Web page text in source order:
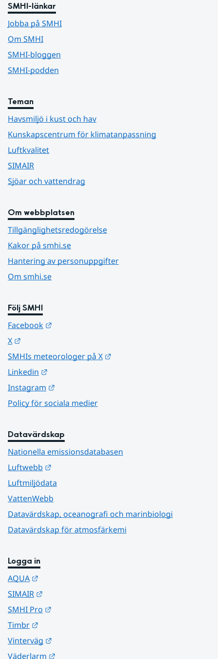
SMHI-länkar
Jobba på SMHI
Om SMHI
SMHI-bloggen
SMHI-podden
Teman
Havsmiljö i kust och hav
Kunskapscentrum för klimatanpassning
Luftkvalitet
SIMAIR
Sjöar och vattendrag
Om webbplatsen
Tillgänglighetsredogörelse
Kakor på smhi.se
Hantering av personuppgifter
Om smhi.se
Följ SMHI
Facebook
X
SMHIs meteorologer på X
Linkedin
Instagram
Policy för sociala medier
Datavärdskap
Nationella emissionsdatabasen
Luftwebb
Luftmiljödata
VattenWebb
Datavärdskap, oceanografi och marinbiologi
Datavärdskap för atmosfärkemi
Logga in
AQUA
SIMAIR
SMHI Pro
Timbr
Vinterväg
Väderlarm